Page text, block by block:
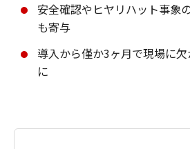
安全確認やヒヤリハット事象
も寄与
導入から僅か3ヶ月で現場に
に